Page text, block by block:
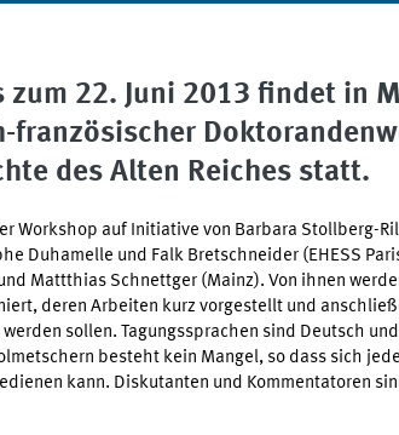
zum 22. Juni 2013 findet in
französischer
des Alten Reiches statt.
Workshop auf Initiative von Barbara Stollberg-
Duhamelle und Falk Bretschneider (EHESS
Mattthias Schnettger (Mainz). Von ihnen
deren Arbeiten kurz vorgestellt und
sollen. Tagungssprachen sind Deutsch
besteht kein Mangel, so dass sich
kann. Diskutanten und Kommentatoren